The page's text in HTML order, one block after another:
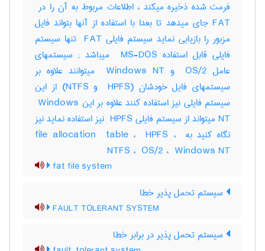
FAT جای میدهد تا بعدا با استفاده از آنها بتواند فایل
مزبور را بازیابی نماید سیستم فایلی ‎ FAT تنها سیستم
فایلی قابل استفاده ‎ MS-DOS میباشد‎ ; سیستمهای
عامل ‎ OS/2 و ‎ Windows NT میتوانند علاوه بر
سیستمهای فایل خودشان (‎ HPFS و ‎NTFS) از این
سیستم فایلی نیز استفاده کنند علاوه بر این ‎ Windows
NT میتواند از سیستم فایلی ‎ HPFS نیز استفاده نماید نیز
نگاه کنید به ‎file allocation ‎ table ، ‎ HPFS ، ‎
NTFS ، ‎ OS/2 ، ‎ Windows NT
fat file system
سیستم تحمل پذیر خطا
FAULT TOLERANT SYSTEM
سیستم تحمل پذیر در برابر خطا